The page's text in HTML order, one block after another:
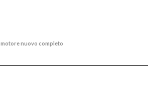
motore nuovo completo